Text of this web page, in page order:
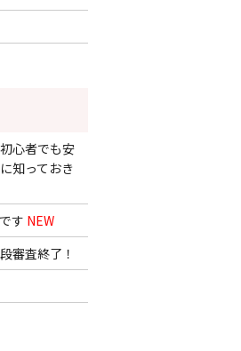
心者でも安
知っておき
す NEW
審査終了！